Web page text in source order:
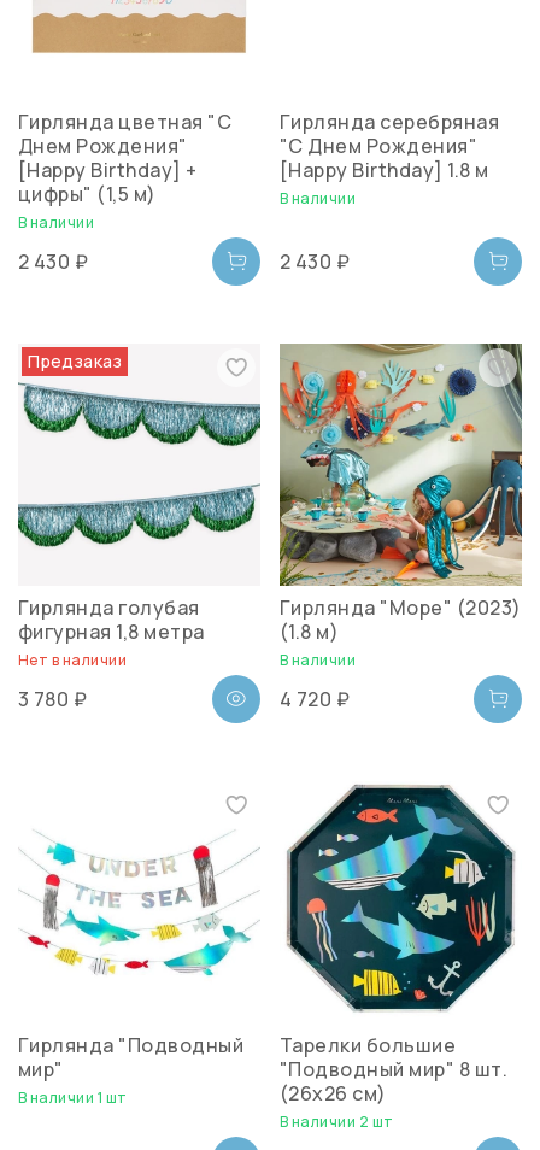
Гирлянда цветная "С
Днем Рождения"
[Happy Birthday] +
цифры" (1,5 м)
В наличии
2 430 ₽
Гирлянда серебряная
"С Днем Рождения"
[Happy Birthday] 1.8 м
В наличии
2 430 ₽
Предзаказ
Гирлянда голубая
фигурная 1,8 метра
Нет в наличии
3 780 ₽
Гирлянда "Море" (2023)
(1.8 м)
В наличии
4 720 ₽
Гирлянда "Подводный
мир"
В наличии 1 шт
Тарелки большие
"Подводный мир" 8 шт.
(26х26 см)
В наличии 2 шт